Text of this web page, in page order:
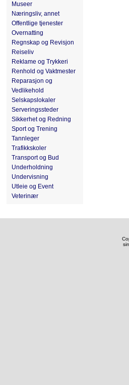
Museer
Næringsliv, annet
Offentlige tjenester
Overnatting
Regnskap og Revisjon
Reiseliv
Reklame og Trykkeri
Renhold og Vaktmester
Reparasjon og
Vedlikehold
Selskapslokaler
Serveringssteder
Sikkerhet og Redning
Sport og Trening
Tannleger
Trafikkskoler
Transport og Bud
Underholdning
Undervisning
Utleie og Event
Veterinær